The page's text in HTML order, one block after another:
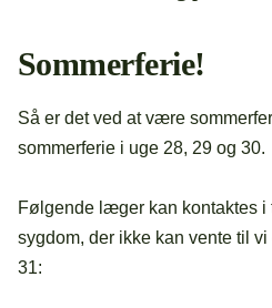
Sommerferie!
Så er det ved at være
sommerferie i uge 28, 29 og 30.
Følgende læger kan kontaktes
sygdom, der ikke kan vente til
31: